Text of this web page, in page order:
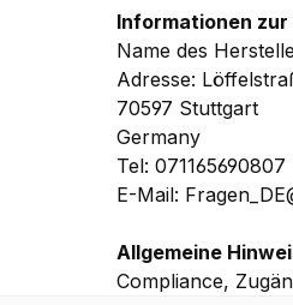
Informationen
Name des
Adresse:
70597 Stuttgart
Germany
Tel: 071165690807
E-Mail:
Allgemeine
Compliance,